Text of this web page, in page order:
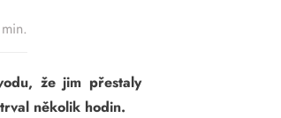
že jim přestaly
několik hodin.